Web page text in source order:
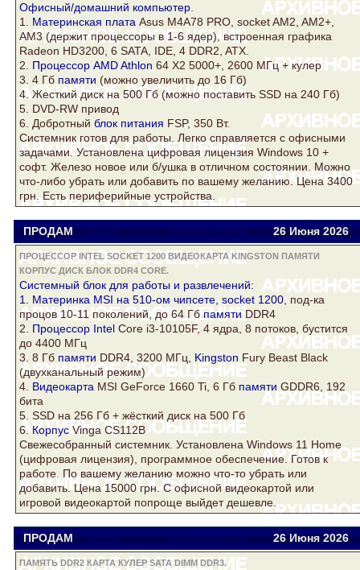
Офисный/домашний компьютер
1. Материнская плата Asus M4A78 PRO, socketAM2, AM2+,
AM3 (держит процессоры в 1-6 ядер), встроенная графика
Radeon HD3200, 6 SATA, IDE, 4 DDR2 , ATX.
2. Процессор AMD Athlon 64 Х2 5000+, 2600 МГц +кулер
3. 4 Гб памяти (можно увеличить до 16 Гб)
4. Жесткийдискна 500 Гб (можно поставить SSD на 240 Гб)
5. DVD-RW привод
6. Добротный блок питания FSP, 350 Вт.
Системник готов для работы. Легко справляется с офисными
задачами. Установлена цифровая лицензия Windows 10 +
софт. Железо новое или б/ушка в отличном состоянии. Можно
что-либо убрать или добавить по вашему желанию. Цена 3400
грн. Есть периферийные устройства.
ПРОДАМ Viator viatora@ukr.net 26 Июня 2026
ПРОЦЕССОР INTEL SOCKET 1200 ВИДЕОКАРТА KINGSTON ПАМЯТИ
КОРПУС ДИСК БЛОК DDR4 CORE.
Системный блок для работы и развлечений:
1. Материнка MSI на 510-ом чипсете, socket 1200 , под-ка
процов 10-11 поколений, до 64 Гбпамяти DDR4
2. Процессор Intel Core i3-10105F, 4 ядра, 8 потоков, бустится
до 4400 МГц
3. 8 Гб памяти DDR4 , 3200 МГц, Kingston Fury Beast Black
(двухканальный режим)
4. Видеокарта MSI GeForce 1660 Ti, 6 Гб памяти GDDR6, 192
бита
5. SSD на 256 Гб + жёсткий диск на 500 Гб
6.Корпус Vinga CS112B
Свежесобранный системник. Установлена Windows 11 Home
(цифровая лицензия), программное обеспечение. Готов к
работе. По вашему желанию можно что-то убрать или
добавить. Цена 15000 грн. С офисной видеокартой или
игровой видеокартой попроще выйдет дешевле.
ПРОДАМ Viator viatora@ukr.net 26 Июня 2026
ПАМЯТЬ DDR2 КАРТА КУЛЕР SATA DIMM DDR3.